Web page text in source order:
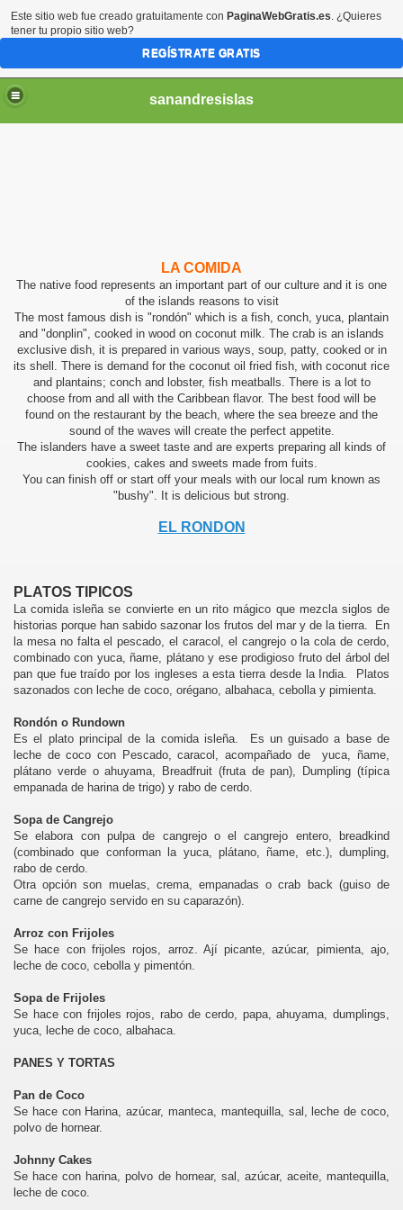
sanandresislas
LA COMIDA
The native food represents an important part of our culture and it is one
of the islands reasons to visit
The most famous dish is "rondón" which is a fish, conch, yuca, plantain
and "donplin", cooked in wood on coconut milk. The crab is an islands
exclusive dish, it is prepared in various ways, soup, patty, cooked or in
its shell. There is demand for the coconut oil fried fish, with coconut rice
and plantains; conch and lobster, fish meatballs. There is a lot to
choose from and all with the Caribbean flavor. The best food will be
found on the restaurant by the beach, where the sea breeze and the
sound of the waves will create the perfect appetite.
The islanders have a sweet taste and are experts preparing all kinds of
cookies, cakes and sweets made from fuits.
You can finish off or start off your meals with our local rum known as
"bushy". It is delicious but strong.
EL RONDON
PLATOS TIPICOS
La comida isleña se convierte en un rito mágico que mezcla siglos de
historias porque han sabido sazonar los frutos del mar y de la tierra. En
la mesa no falta el pescado, el caracol, el cangrejo o la cola de cerdo,
combinado con yuca, ñame, plátano y ese prodigioso fruto del árbol del
pan que fue traído por los ingleses a esta tierra desde la India. Platos
sazonados con leche de coco, orégano, albahaca, cebolla y pimienta.
Rondón o Rundown
Es el plato principal de la comida isleña. Es un guisado a base de
leche de coco con Pescado, caracol, acompañado de yuca, ñame,
plátano verde o ahuyama, Breadfruit (fruta de pan), Dumpling (típica
empanada de harina de trigo) y rabo de cerdo.
Sopa de Cangrejo
Se elabora con pulpa de cangrejo o el cangrejo entero, breadkind
(combinado que conforman la yuca, plátano, ñame, etc.), dumpling,
rabo de cerdo.
Otra opción son muelas, crema, empanadas o crab back (guiso de
carne de cangrejo servido en su caparazón).
Arroz con Frijoles
Se hace con frijoles rojos, arroz. Ají picante, azúcar, pimienta, ajo,
leche de coco, cebolla y pimentón.
Sopa de Frijoles
Se hace con frijoles rojos, rabo de cerdo, papa, ahuyama, dumplings,
yuca, leche de coco, albahaca.
PANES Y TORTAS
Pan de Coco
Se hace con Harina, azúcar, manteca, mantequilla, sal, leche de coco,
polvo de hornear.
Johnny Cakes
Se hace con harina, polvo de hornear, sal, azúcar, aceite, mantequilla,
leche de coco.
Este sitio web fue creado gratuitamente con PaginaWebGratis.es. ¿Quieres
tener tu propio sitio web?
REGÍSTRATE GRATIS